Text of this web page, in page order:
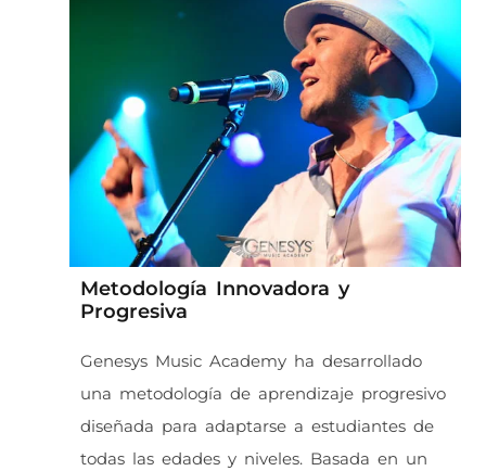
Metodología Innovadora y
Progresiva
Genesys Music Academy ha desarrollado
una metodología de aprendizaje progresivo
diseñada para adaptarse a estudiantes de
todas las edades y niveles. Basada en un